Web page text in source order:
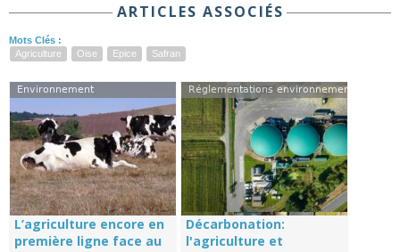
ARTICLES ASSOCIÉS
Mots Clés :
Agriculture
Oise Epice Safran
Environnement
L’agriculture encore en
première ligne face au
Réglementations environnementales
Décarbonation:
l'agriculture et